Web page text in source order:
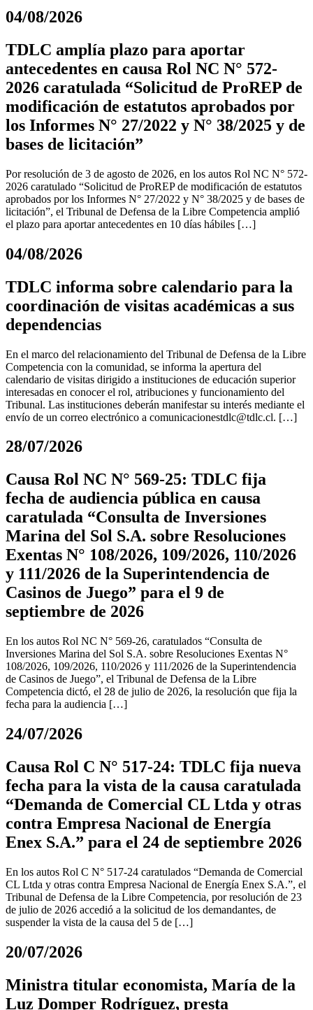
04/08/2026
TDLC amplía plazo para aportar
antecedentes en causa Rol NC N° 572-
2026 caratulada “Solicitud de ProREP de
modificación de estatutos aprobados por
los Informes N° 27/2022 y N° 38/2025 y de
bases de licitación”
Por resolución de 3 de agosto de 2026, en los autos Rol NC N° 572-
2026 caratulado “Solicitud de ProREP de modificación de estatutos
aprobados por los Informes N° 27/2022 y N° 38/2025 y de bases de
licitación”, el Tribunal de Defensa de la Libre Competencia amplió
el plazo para aportar antecedentes en 10 días hábiles […]
04/08/2026
TDLC informa sobre calendario para la
coordinación de visitas académicas a sus
dependencias
En el marco del relacionamiento del Tribunal de Defensa de la Libre
Competencia con la comunidad, se informa la apertura del
calendario de visitas dirigido a instituciones de educación superior
interesadas en conocer el rol, atribuciones y funcionamiento del
Tribunal. Las instituciones deberán manifestar su interés mediante el
envío de un correo electrónico a comunicacionestdlc@tdlc.cl. […]
28/07/2026
Causa Rol NC N° 569-25: TDLC fija
fecha de audiencia pública en causa
caratulada “Consulta de Inversiones
Marina del Sol S.A. sobre Resoluciones
Exentas N° 108/2026, 109/2026, 110/2026
y 111/2026 de la Superintendencia de
Casinos de Juego” para el 9 de
septiembre de 2026
En los autos Rol NC N° 569-26, caratulados “Consulta de
Inversiones Marina del Sol S.A. sobre Resoluciones Exentas N°
108/2026, 109/2026, 110/2026 y 111/2026 de la Superintendencia
de Casinos de Juego”, el Tribunal de Defensa de la Libre
Competencia dictó, el 28 de julio de 2026, la resolución que fija la
fecha para la audiencia […]
24/07/2026
Causa Rol C N° 517-24: TDLC fija nueva
fecha para la vista de la causa caratulada
“Demanda de Comercial CL Ltda y otras
contra Empresa Nacional de Energía
Enex S.A.” para el 24 de septiembre 2026
En los autos Rol C N° 517-24 caratulados “Demanda de Comercial
CL Ltda y otras contra Empresa Nacional de Energía Enex S.A.”, el
Tribunal de Defensa de la Libre Competencia, por resolución de 23
de julio de 2026 accedió a la solicitud de los demandantes, de
suspender la vista de la causa del 5 de […]
20/07/2026
Ministra titular economista, María de la
Luz Domper Rodríguez, presta